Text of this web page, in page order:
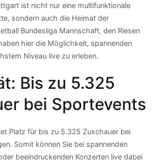
ist nicht nur eine multifunktionale
sondern auch die Heimat der
Bundesliga Mannschaft, den Riesen
hier die Möglichkeit, spannenden
Niveau live zu erleben.
Bis zu 5.325
bei Sportevents
Platz für bis zu 5.325 Zuschauer bei
Somit können Sie bei spannenden
beeindruckenden Konzerten live dabei